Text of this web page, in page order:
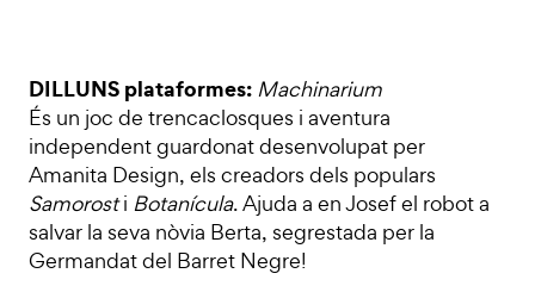
DILLUNS plataformes: Machinarium
És un joc de trencaclosques i aventura
independent guardonat desenvolupat per
Amanita Design, els creadors dels populars
Samorosti Botanícula. Ajuda a en Josef el robot a
salvar la seva nòvia Berta, segrestada per la
Germandat del Barret Negre!